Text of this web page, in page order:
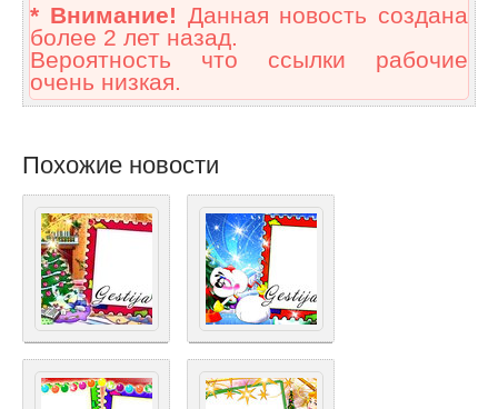
* Внимание! Данная новость создана
более 2 лет назад.
Вероятность что ссылки рабочие
очень низкая.
Похожие новости